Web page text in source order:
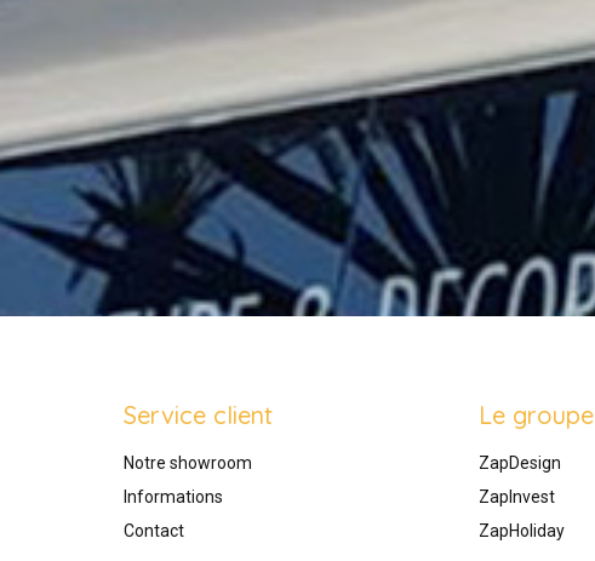
Service client
Notre showroom
Informations
Contact
Le groupe
ZapDesign
ZapInvest
ZapHoliday